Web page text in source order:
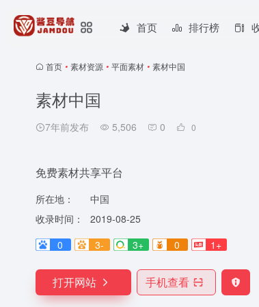
首页 排行榜
首页 • 素材资源 • 平面素材 • 素材中国
素材中国
7年前发布 5,506 0 0
免费素材共享平台
所在地：
中国
收录时间：
2019-08-25
0
3- 3+ 0 1+
打开网站 手机查看